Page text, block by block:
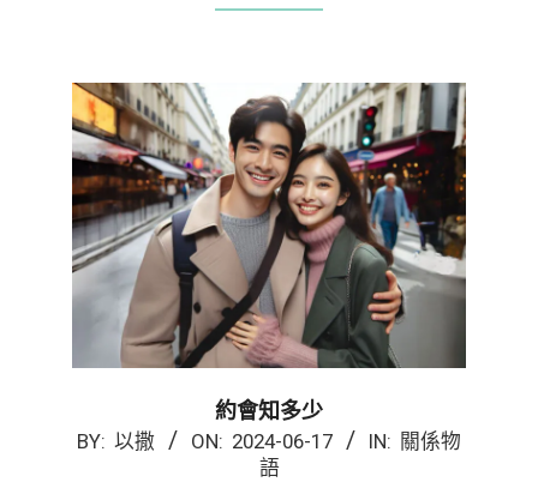
約會知多少
2024-
BY: 以撒 ON: 2024-06-17 IN: 關係物
語